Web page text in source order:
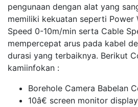
pengunaan dengan alat yang
memiliki kekuatan seperti Power
Speed 0-10m/min serta Cable
mempercepat arus pada kabel
durasi yang terbaiknya. Berikut
kamiinfokan :
Borehole Camera Babelan
10â€ screen monitor